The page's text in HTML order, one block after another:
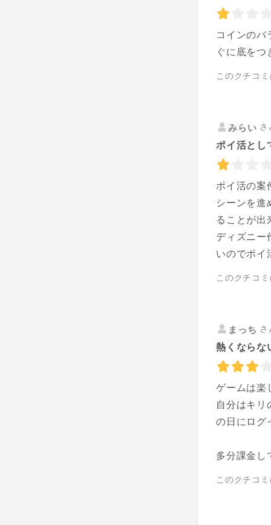
コインのバ
ぐに底を
このクチコ
みらい
ポイ活とし
ポイ活の案
シーンを進
ることが出
ディズニー
いのでポイ
このクチコ
まっち
熱くならな
ゲームは楽
自分はキリ
の日にログ
多分課金し
このクチコ